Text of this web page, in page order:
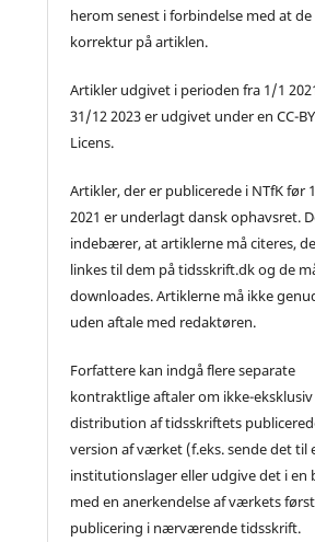
herom senest i forbindelse med at
korrektur på artiklen.
Artikler udgivet i perioden fra 1/1
31/12 2023 er udgivet under en CC-
Licens.
Artikler, der er publicerede i NTfK før
2021 er underlagt dansk ophavsret.
indebærer, at artiklerne må citeres,
linkes til dem på tidsskrift.dk og de
downloades. Artiklerne må ikke
uden aftale med redaktøren.
Forfattere kan indgå flere separate
kontraktlige aftaler om ikke-eksklusiv
distribution af tidsskriftets
version af værket (f.eks. sende det til
institutionslager eller udgive det i en
med en anerkendelse af værkets
publicering i nærværende tidsskrift.